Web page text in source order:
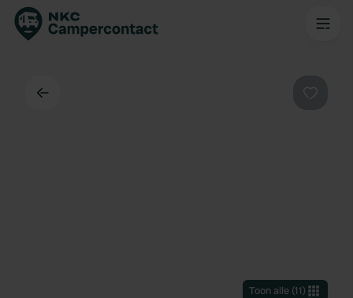
Toon alle(11)